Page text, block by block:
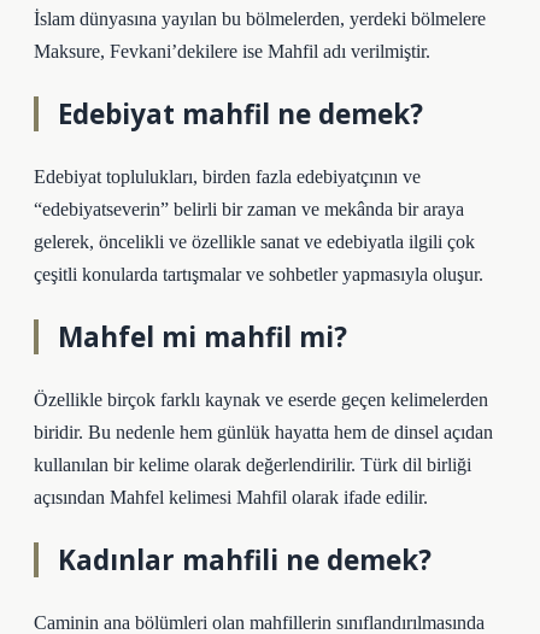
İslam dünyasına yayılan bu bölmelerden, yerdeki bölmelere
Maksure, Fevkani’dekilere ise Mahfil adı verilmiştir.
Edebiyat mahfil ne demek?
Edebiyat toplulukları, birden fazla edebiyatçının ve
“edebiyatseverin” belirli bir zaman ve mekânda bir araya
gelerek, öncelikli ve özellikle sanat ve edebiyatla ilgili çok
çeşitli konularda tartışmalar ve sohbetler yapmasıyla oluşur.
Mahfel mi mahfil mi?
Özellikle birçok farklı kaynak ve eserde geçen kelimelerden
biridir. Bu nedenle hem günlük hayatta hem de dinsel açıdan
kullanılan bir kelime olarak değerlendirilir. Türk dil birliği
açısından Mahfel kelimesi Mahfil olarak ifade edilir.
Kadınlar mahfili ne demek?
Caminin ana bölümleri olan mahfillerin sınıflandırılmasında